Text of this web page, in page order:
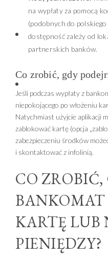
na wypłaty za pomocą
(podobnych do
dostępność zależy od
partnerskich banków.
Co zrobić, gdy
Jeśli podczas wypłaty z
niepokojącego po włożeniu
Natychmiast użyjcie aplikacji
zablokować kartę (opcja
zabezpieczeniu środków
i skontaktować z infolinią.
CO ZROBIĆ,
KARTĘ LUB
PIENIĘDZY?